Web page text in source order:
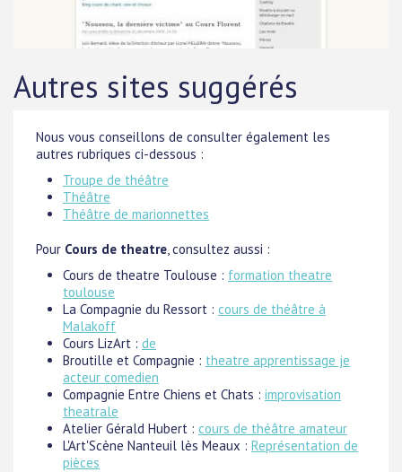
Autres sites suggérés
Nous vous conseillons de consulter également les
autres rubriques ci-dessous :
Troupe de théâtre
Théâtre
Théâtre de marionnettes
Pour Cours de theatre, consultez aussi :
Cours de theatre Toulouse : formation theatre
toulouse
La Compagnie du Ressort : cours de théâtre à
Malakoff
Cours LizArt : de
Broutille et Compagnie : theatre apprentissage je
acteur comedien
Compagnie Entre Chiens et Chats : improvisation
theatrale
Atelier Gérald Hubert : cours de théâtre amateur
L'Art'Scène Nanteuil lès Meaux : Représentation de
pièces